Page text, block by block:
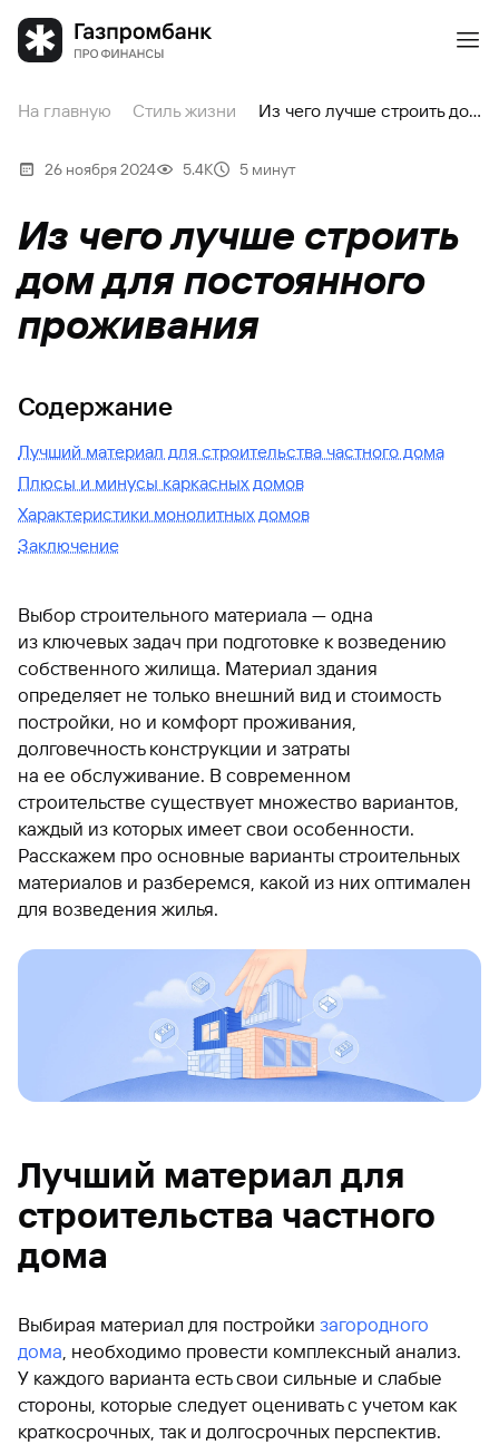
На главную Стиль жизни Из чего лучше строить дом для постоянного проживания
26 ноября 2024 5.4К 5 минут
Из чего лучше строить
дом для постоянного
проживания
Содержание
Лучший материал для строительства частного дома
Плюсы и минусы каркасных домов
Характеристики монолитных домов
Заключение
Выбор строительного материала — одна
из ключевых задач при подготовке к возведению
собственного жилища. Материал здания
определяет не только внешний вид и стоимость
постройки, но и комфорт проживания,
долговечность конструкции и затраты
на ее обслуживание. В современном
строительстве существует множество вариантов,
каждый из которых имеет свои особенности.
Расскажем про основные варианты строительных
материалов и разберемся, какой из них оптимален
для возведения жилья.
Лучший материал для
строительства частного
дома
Выбирая материал для постройки загородного
дома , необходимо провести комплексный анализ.
У каждого варианта есть свои сильные и слабые
стороны, которые следует оценивать с учетом как
краткосрочных, так и долгосрочных перспектив.